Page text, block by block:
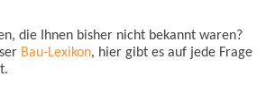
die Ihnen bisher nicht bekannt waren?
Bau-Lexikon, hier gibt es auf jede Frage